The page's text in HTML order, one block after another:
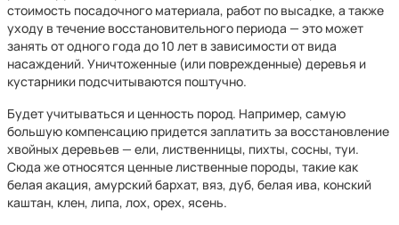
стоимость посадочного материала, работ по высадке, а также
уходу в течение восстановительного периода — это может
занять от одного года до 10 лет в зависимости от вида
насаждений. Уничтоженные (или поврежденные) деревья и
кустарники подсчитываются поштучно.
Будет учитываться и ценность пород. Например, самую
большую компенсацию придется заплатить за восстановление
хвойных деревьев — ели, лиственницы, пихты, сосны, туи.
Сюда же относятся ценные лиственные породы, такие как
белая акация, амурский бархат, вяз, дуб, белая ива, конский
каштан, клен, липа, лох, орех, ясень.